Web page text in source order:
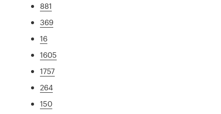
881
369
16
1605
1757
264
150